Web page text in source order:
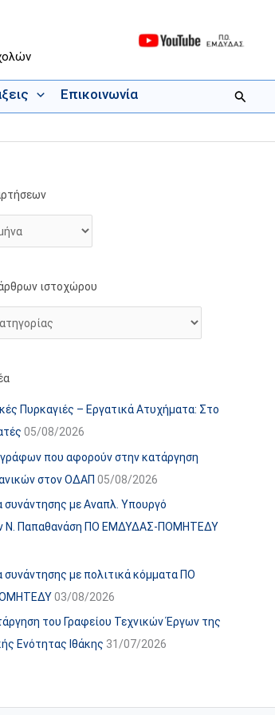
Επικοινωνία
ιστοχώρου
Πυρκαγιές – Εργατικά Ατυχήματα: Στο
05/08/2026
που αφορούν στην κατάργηση
στον ΟΔΑΠ 05/08/2026
συνάντησης με Αναπλ. Υπουργό
Ν. Παπαθανάση ΠΟ ΕΜΔΥΔΑΣ-ΠΟΜΗΤΕΔΥ
συνάντησης με πολιτικά κόμματα ΠΟ
03/08/2026
του Γραφείου Τεχνικών Έργων της
Ενότητας Ιθάκης 31/07/2026